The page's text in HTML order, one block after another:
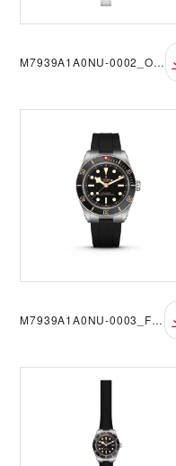
M7939A1A0NU-0002_OF_sRGB_BGW
M7939A1A0NU-0003_FF_sRGB_BGW